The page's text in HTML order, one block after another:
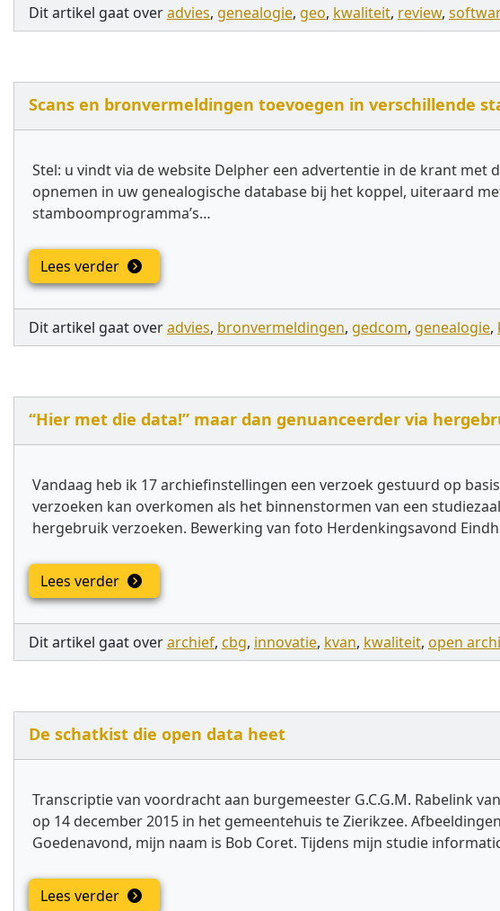
Dit artikel gaat overadvies, genealogie, geo, kwaliteit, review,
Scans en bronvermeldingen toevoegen in verschillende
Stel: u vindt via de website Delpher een advertentie in de krant
opnemen in uw genealogische database bij het koppel, uiteraard
stamboomprogramma’s…
Lees verder
Dit artikel gaat overadvies, bronvermeldingen, gedcom, genealogie,
“Hier met die data!” maar dan genuanceerder via
Vandaag heb ik 17 archiefinstellingen een verzoek gestuurd op
verzoeken kan overkomen als het binnenstormen van een
hergebruik verzoeken. Bewerking van foto Herdenkingsavond
Lees verder
Dit artikel gaat overarchief, cbg, innovatie, kvan, kwaliteit, open
De schatkist die open data heet
Transcriptie van voordracht aan burgemeester G.C.G.M. Rabelink
op 14 december 2015 in het gemeentehuis te Zierikzee.
Goedenavond, mijn naam is Bob Coret. Tijdens mijn studie
Lees verder